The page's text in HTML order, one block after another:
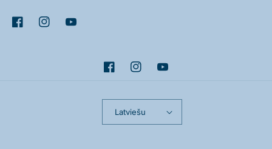
FacebookInstagramYoutube
FacebookInstagramYoutube
Latviešu